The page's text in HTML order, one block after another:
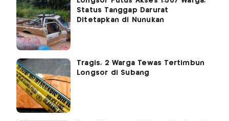
Status Tanggap Darurat
Ditetapkan di Nunukan
Tragis, 2 Warga Tewas Tertimbun
Longsor di Subang